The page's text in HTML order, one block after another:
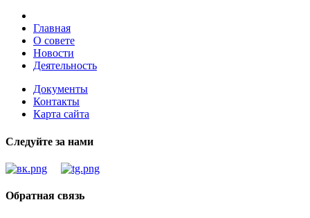
Главная
О совете
Новости
Деятельность
Документы
Контакты
Карта сайта
Следуйте за нами
Обратная связь